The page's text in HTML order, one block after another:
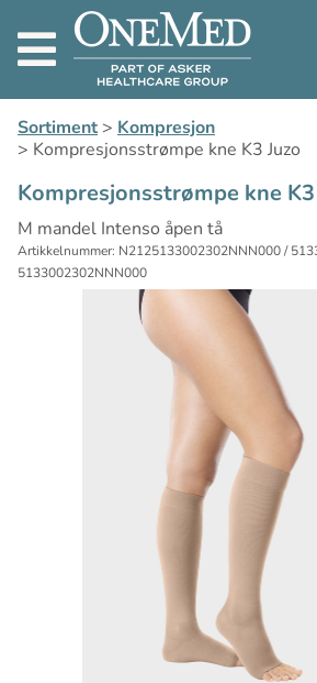
Sortiment> Kompresjon
> Kompresjonsstrømpe kne K3 Juzo
Kompresjonsstrømpe kne K3
M mandel Intenso åpen tå
Artikkelnummer: N2125133002302NNN000 /
5133002302NNN000